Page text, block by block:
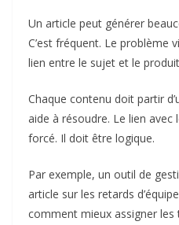
Un article peut générer
C’est fréquent. Le problème
lien entre le sujet et le
Chaque contenu doit partir
aide à résoudre. Le lien
forcé. Il doit être logique.
Par exemple, un outil de
article sur les retards
comment mieux assigner les